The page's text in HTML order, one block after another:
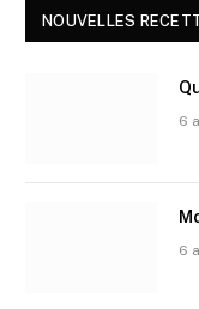
NOUVELLES
6
6